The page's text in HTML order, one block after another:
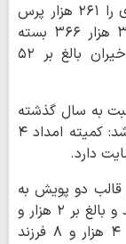
وی تعداد غذای تهیه شده در اطعام مهدوی را ۲۶۱ هزار پرس
برشمرد و گفت: تا پایان روز ۱۹ فروردین ۳۰ هزار ۳۶۶ بسته
معیشتی در بین نیازمندان توزیع شد و خیران بالغ بر ۵۲
به سال گذشته
حدود ۱۵ درصد افزایش یافته است، یادآور شد: کمیته امداد ۴
دو پویش به
«عشق علی» و «یاران امام علی(ع)» فعال شد و بالغ بر ۲ هزار و
۹۲۳ حامی جدید اضافه شد و در مجموع ۴ هزار و ۸ فرزند